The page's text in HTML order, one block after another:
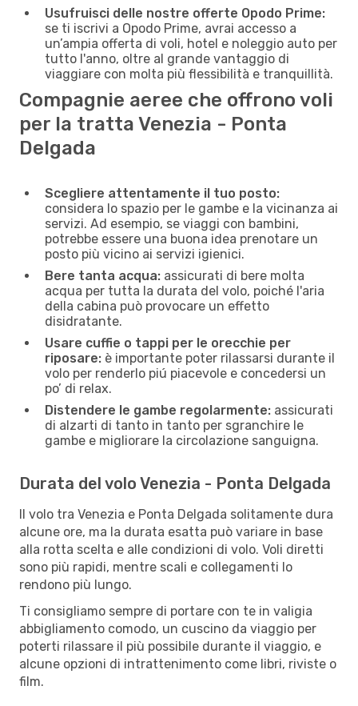
Usufruisci delle nostre offerte Opodo Prime:
se ti iscrivi a Opodo Prime, avrai accesso a
un’ampia offerta di voli, hotel e noleggio auto per
tutto l'anno, oltre al grande vantaggio di
viaggiare con molta più flessibilità e tranquillità.
Compagnie aeree che offrono voli
per la tratta Venezia - Ponta
Delgada
Scegliere attentamente il tuo posto:
considera lo spazio per le gambe e la vicinanza ai
servizi. Ad esempio, se viaggi con bambini,
potrebbe essere una buona idea prenotare un
posto più vicino ai servizi igienici.
Bere tanta acqua: assicurati di bere molta
acqua per tutta la durata del volo, poiché l'aria
della cabina può provocare un effetto
disidratante.
Usare cuffie o tappi per le orecchie per
riposare: è importante poter rilassarsi durante il
volo per renderlo piú piacevole e concedersi un
po’ di relax.
Distendere le gambe regolarmente: assicurati
di alzarti di tanto in tanto per sgranchire le
gambe e migliorare la circolazione sanguigna.
Durata del volo Venezia - Ponta Delgada
Il volo tra Venezia e Ponta Delgada solitamente dura
alcune ore, ma la durata esatta può variare in base
alla rotta scelta e alle condizioni di volo. Voli diretti
sono più rapidi, mentre scali e collegamenti lo
rendono più lungo.
Ti consigliamo sempre di portare con te in valigia
abbigliamento comodo, un cuscino da viaggio per
poterti rilassare il più possibile durante il viaggio, e
alcune opzioni di intrattenimento come libri, riviste o
film.